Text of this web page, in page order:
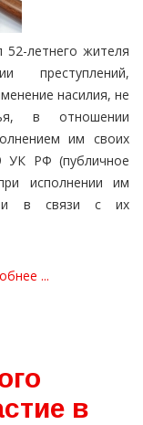
52-летнего жителя
преступлений,
насилия, не
в отношении
им своих
УК РФ (публичное
исполнении им
и в связи с их
...
в